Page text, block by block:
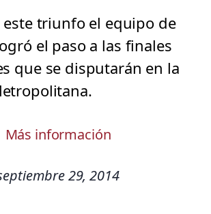
este triunfo el equipo de
el paso a las finales
que se disputarán en la
Más información
29, 2014